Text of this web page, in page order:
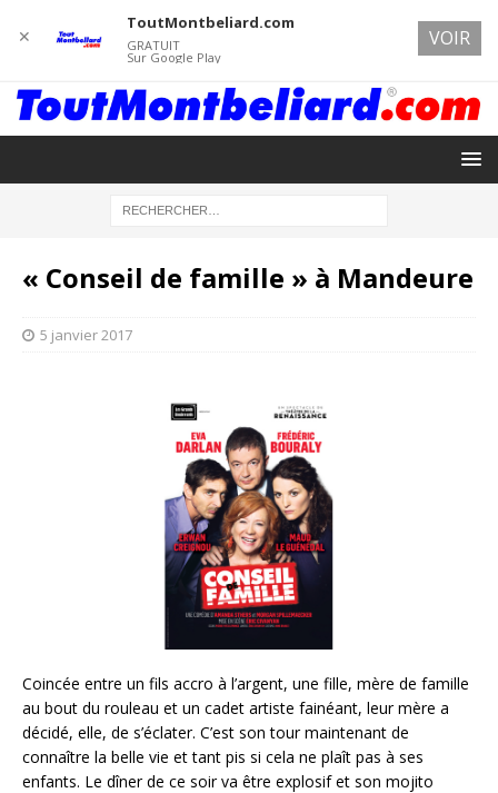
« Conseil de famille » à Mandeure
5 janvier 2017
Coincée entre un fils accro à l’argent, une fille, mère de famille
au bout du rouleau et un cadet artiste fainéant, leur mère a
décidé, elle, de s’éclater. C’est son tour maintenant de
connaître la belle vie et tant pis si cela ne plaît pas à ses
enfants. Le dîner de ce soir va être explosif et son mojito
✕
ToutMontbeliard.com
GRATUIT
Sur Google Play
VOIR